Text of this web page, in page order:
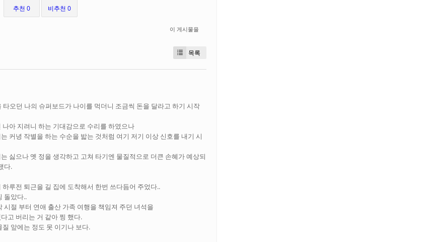
추천 0 비추천 0
이 게시물을
목록
타오던 나의 슈퍼보드가 나이를 먹더니 조금씩 돈을 달라고 하기 시작
나아 지려니 하는 기대감으로 수리를 하였으나
커녕 작별을 하는 수순을 밟는 것처럼 여기 저기 이상 신호를 내기 시
싫으나 옛 정을 생각하고 고쳐 타기엔 물질적으로 더큰 손혜가 예상되
다.
하루전 퇴근을 길 집에 도착해서 한번 쓰다듬어 주었다..
돌았다..
시절 부터 연애 출산 가족 여행을 책임져 주던 녀석을
고 버리는 거 같아 찡 했다.
질 앞에는 정도 못 이기나 보다.